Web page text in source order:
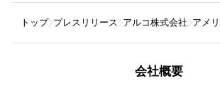
トップ プレスリリース アルコ株式会社 アメ
会社概要